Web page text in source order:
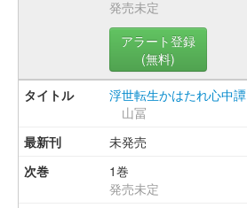
発売未定
アラート登録
(無料)
浮世転生かはたれ心中譚
山冨
未発売
1巻
発売未定